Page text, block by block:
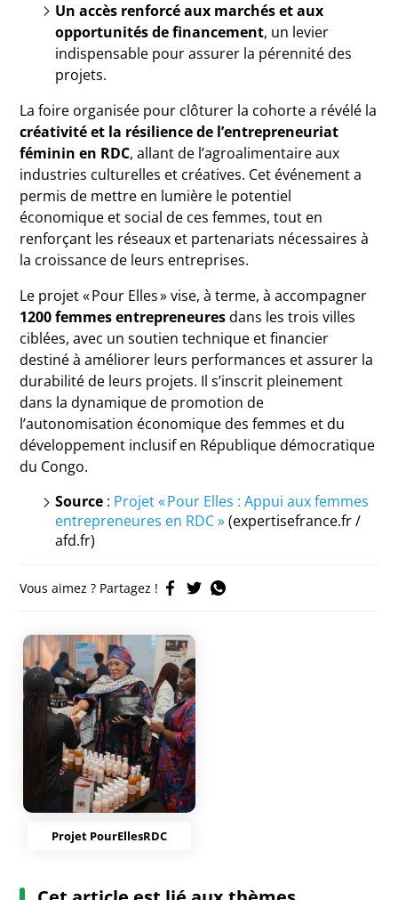
Un accès renforcé aux marchés et aux
opportunités de financement, un levier
indispensable pour assurer la pérennité des
projets.
La foire organisée pour clôturer la cohorte a révélé la
créativité et la résilience de l’entrepreneuriat
féminin en RDC, allant de l’agroalimentaire aux
industries culturelles et créatives. Cet événement a
permis de mettre en lumière le potentiel
économique et social de ces femmes, tout en
renforçant les réseaux et partenariats nécessaires à
la croissance de leurs entreprises.
Le projet « Pour Elles » vise, à terme, à accompagner
1200 femmes entrepreneuresdans les trois villes
ciblées, avec un soutien technique et financier
destiné à améliorer leurs performances et assurer la
durabilité de leurs projets. Il s’inscrit pleinement
dans la dynamique de promotion de
l’autonomisation économique des femmes et du
développement inclusif en République démocratique
du Congo.
Source : Projet « Pour Elles : Appui aux femmes
entrepreneures en RDC »(expertisefrance.fr /
afd.fr)
Vous aimez ? Partagez !
Projet PourEllesRDC